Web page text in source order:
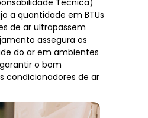
a quantidade em BTUs
de ar ultrapassem
assegura os
do ar em ambientes
o bom
condicionadores de ar